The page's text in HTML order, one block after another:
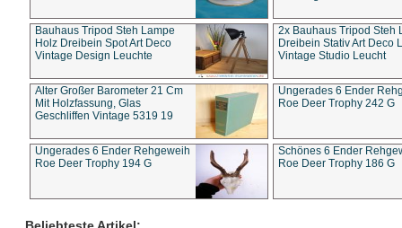
Bauhaus Tripod Steh Lampe
Holz Dreibein Spot Art Deco
Vintage Design Leuchte
2x Bauhaus Tripod Steh
Dreibein Stativ Art Deco
Vintage Studio Leucht
Alter Großer Barometer 21 Cm
Mit Holzfassung, Glas
Geschliffen Vintage 5319 19
Ungerades 6 Ender
Roe Deer Trophy 242 G
Ungerades 6 Ender Rehgeweih
Roe Deer Trophy 194 G
Schönes 6 Ender
Roe Deer Trophy 186 G